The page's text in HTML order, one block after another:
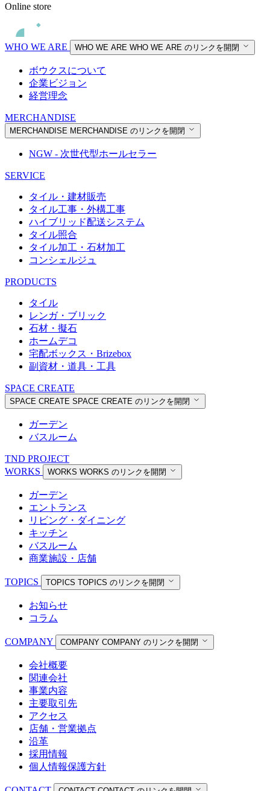
Online store
WHO WE ARE WHO WE ARE WHO WE ARE のリンクを開閉
ボウクスについて
企業ビジョン
経営理念
MERCHANDISE
MERCHANDISE MERCHANDISE のリンクを開閉
NGW - 次世代型ホールセラー
SERVICE
タイル・建材販売
タイル工事・外構工事
ハイブリッド配送システム
タイル照合
タイル加工・石材加工
コンシェルジュ
PRODUCTS
タイル
レンガ・ブリック
石材・擬石
ホームデコ
宅配ボックス・Brizebox
副資材・道具・工具
SPACE CREATE
SPACE CREATE SPACE CREATE のリンクを開閉
ガーデン
バスルーム
TND PROJECT
WORKS
WORKS WORKS のリンクを開閉
ガーデン
エントランス
リビング・ダイニング
キッチン
バスルーム
商業施設・店舗
TOPICS TOPICS TOPICS のリンクを開閉
お知らせ
コラム
COMPANY COMPANY COMPANY のリンクを開閉
会社概要
関連会社
事業内容
主要取引先
アクセス
店舗・営業拠点
沿革
採用情報
個人情報保護方針